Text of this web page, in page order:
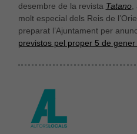
desembre de la revista Tatano,
molt especial dels Reis de
preparat l’Ajuntament per
previstos pel proper 5 de gener